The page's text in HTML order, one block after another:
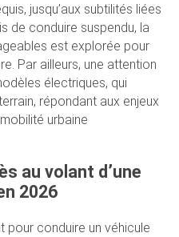
jusqu’aux subtilités liées
de conduire suspendu, la
est explorée pour
Par ailleurs, une attention
électriques, qui
répondant aux enjeux
urbaine
au volant d’une
2026
pour conduire un véhicule